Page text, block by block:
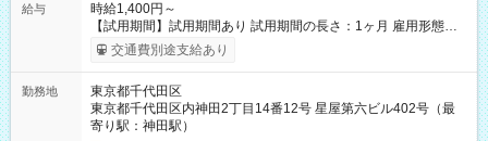
給与
時給1,400円～
【試用期間】試用期間あり 試用期間の長さ：1ヶ月 雇用形態、
給与は本採用時と同じです。
交通費別途支給あり
勤務地
東京都千代田区
東京都千代田区内神田2丁目14番12号 星屋第六ビル402号（最
寄り駅：神田駅）